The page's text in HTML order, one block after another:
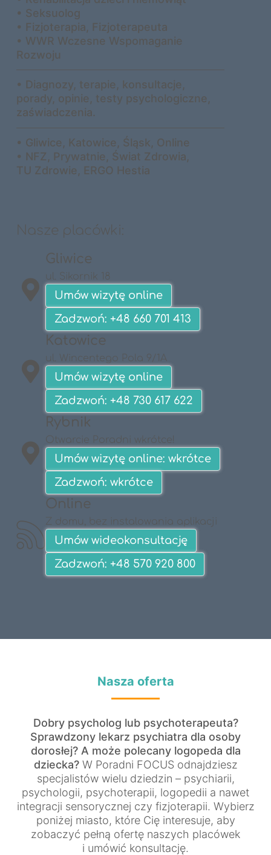
• Seksuolog
• Fizjoterapia, Fizjoterapeuta
• WWR Wczesne Wspomaganie
Rozwoju
• Diagnozy, terapie, konsultacje,
porady, opinie, testy psychologiczne,
zaświadczenia.
• Gliwice, Katowice, Śląsk, Online
• NFZ, Prywatnie, Świat Zdrowia,
TU Zdrowie, ERGO Hestia
Nasze placówki:
Gliwice
ul. Sikornik 18
Umów wizytę online
Zadzwoń: +48 660 701 413
Katowice
ul. Wincentego Pola 9/1A
Umów wizytę online
Zadzwoń: +48 730 617 622
Rybnik
Otwarcie Poradni wkrótce!
Umów wizytę online: wkrótce
Zadzwoń: wkrótce
Online
Z domu, bez instalowania aplikacji
Umów wideokonsultację
Zadzwoń: +48 570 920 800
Nasza oferta
Dobry psycholog lub psychoterapeuta?
Sprawdzony lekarz psychiatra dla osoby
dorosłej? A może polecany logopeda dla
dziecka?W Poradni FOCUS odnajdziesz
specjalistów wielu dziedzin – psychiarii,
psychologii, psychoterapii, logopedii a nawet
integracji sensorycznej czy fizjoterapii. Wybierz
poniżej miasto, które Cię interesuje, aby
zobaczyć pełną ofertę naszych placówek
i umówić konsultację.